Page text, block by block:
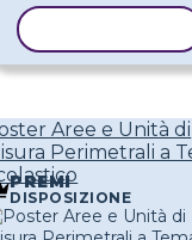
Aree e Unità di
Perimetrali a
PREMI
DISPOSIZIONE